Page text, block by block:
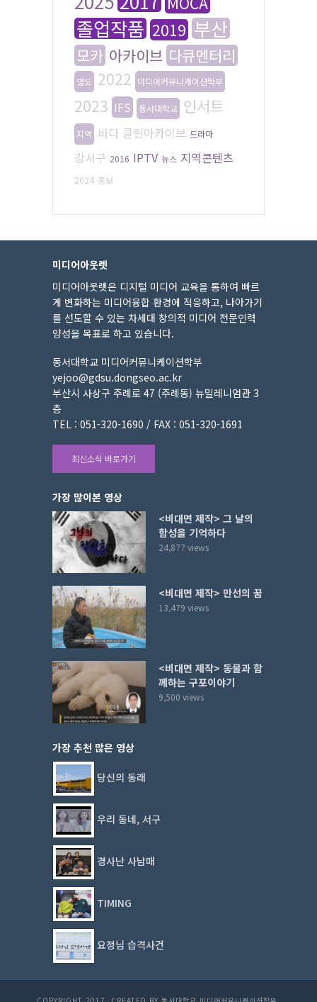
졸업작품 2019 부산
모카 아카이브 다큐멘터리
영도 2022 미디어커뮤니케이션학부
2023 IFS 동서대학교 인서트
지역 바다 클린아카이브 드라마
강서구 2016 IPTV 뉴스 지역콘텐츠
2024 홍보
미디어아웃렛
미디어아웃렛은 디지털 미디어 교육을 통하여 빠르
게 변화하는 미디어융합 환경에 적응하고, 나아가기
를 선도할 수 있는 차세대 창의적 미디어 전문인력
양성을 목표로 하고 있습니다.
동서대학교 미디어커뮤니케이션학부
yejoo@gdsu.dongseo.ac.kr
부산시 사상구 주례로 47 (주례동) 뉴밀레니엄관 3
층
TEL : 051-320-1690 / FAX : 051-320-1691
최신소식 바로가기
가장 많이본 영상
<비대면 제작> 그 날의
함성을 기억하다
24,877 views
<비대면 제작> 만선의 꿈
13,479 views
<비대면 제작> 동물과 함
께하는 구포이야기
9,500 views
가장 추천 많은 영상
당신의 동래
우리 동네, 서구
경사난 사남매
TIMING
요정님 습격사건
COPYRIGHT 2017. CREATED BY 동서대학교 미디어커뮤니케이션학부.